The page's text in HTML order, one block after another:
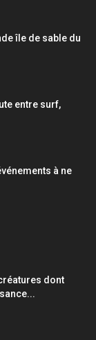
île de sable du
entre surf,
à ne
dont